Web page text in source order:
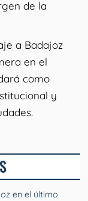
de la
a Badajoz
en el
como
y
en el último